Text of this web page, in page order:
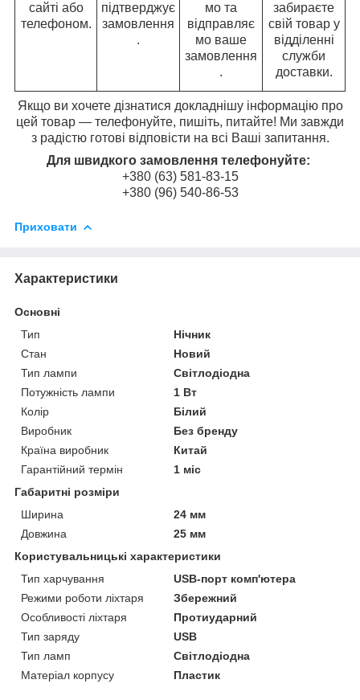
сайті або
телефоном.
підтверджує
замовлення
.
мо та
відправляє
мо ваше
замовлення
.
забираєте
свій товар у
відділенні
служби
доставки.
Якщо ви хочете дізнатися докладнішу інформацію про
цей товар — телефонуйте, пишіть, питайте! Ми завжди
з радістю готові відповісти на всі Ваші запитання.
Для швидкого замовлення телефонуйте:
+380 (63) 581-83-15
+380 (96) 540-86-53
Приховати
Характеристики
Основні
Тип
Нічник
Стан
Новий
Тип лампи
Світлодіодна
Потужність лампи
1 Вт
Колір
Білий
Виробник
Без бренду
Країна виробник
Китай
Гарантійний термін
1 міс
Габаритні розміри
Ширина
24 мм
Довжина
25 мм
Користувальницькі характеристики
Тип харчування
USB-порт комп'ютера
Режими роботи ліхтаря
Збережний
Особливості ліхтаря
Протиударний
Тип заряду
USB
Тип ламп
Світлодіодна
Матеріал корпусу
Пластик